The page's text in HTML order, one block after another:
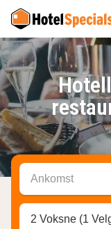
Ankomst
2 Voksne (1